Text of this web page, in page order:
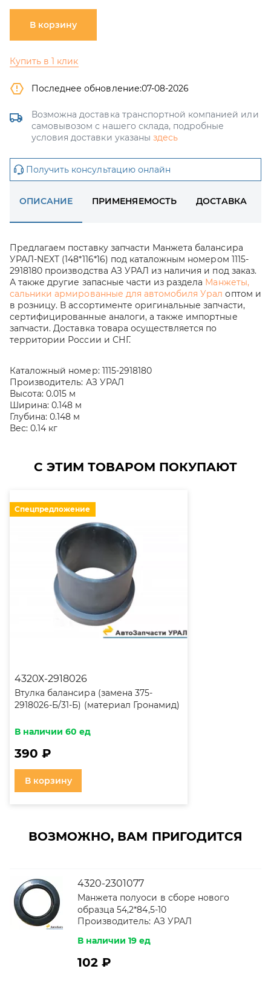
В корзину
Купить в 1 клик
Последнее обновление:07-08-2026
Возможна доставка транспортной компанией или
самовывозом с нашего склада, подробные
условия доставки указаны здесь
Получить консультацию онлайн
ОПИСАНИЕ ПРИМЕНЯЕМОСТЬ ДОСТАВКА
Предлагаем поставку запчасти Манжета балансира
УРАЛ-NEXT (148*116*16) под каталожным номером 1115-
2918180 производства АЗ УРАЛ из наличия и под заказ.
А также другие запасные части из раздела Манжеты,
сальники армированные для автомобиля Урал оптом и
в розницу. В ассортименте оригинальные запчасти,
сертифицированные аналоги, а также импортные
запчасти. Доставка товара осуществляется по
территории России и СНГ.
Каталожный номер: 1115-2918180
Производитель: АЗ УРАЛ
Высота: 0.015 м
Ширина: 0.148 м
Глубина: 0.148 м
Вес: 0.14 кг
С ЭТИМ ТОВАРОМ ПОКУПАЮТ
Спецпредложение
4320Х-2918026
Втулка балансира (замена 375-
2918026-Б/31-Б) (материал Гронамид)
В наличии 60 ед
390 ₽
В корзину
ВОЗМОЖНО, ВАМ ПРИГОДИТСЯ
4320-2301077
Манжета полуоси в сборе нового
образца 54,2*84,5-10
Производитель: АЗ УРАЛ
В наличии 19 ед
102 ₽